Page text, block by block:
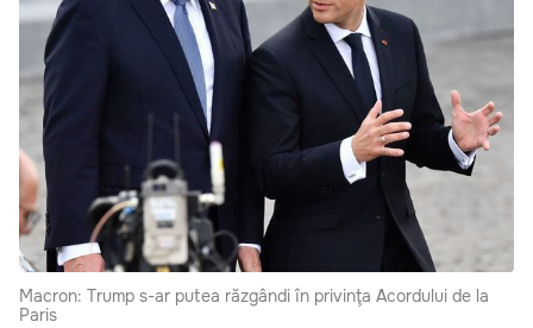
Macron: Trump s-ar putea răzgândi în privinţa Acordului de la
Paris